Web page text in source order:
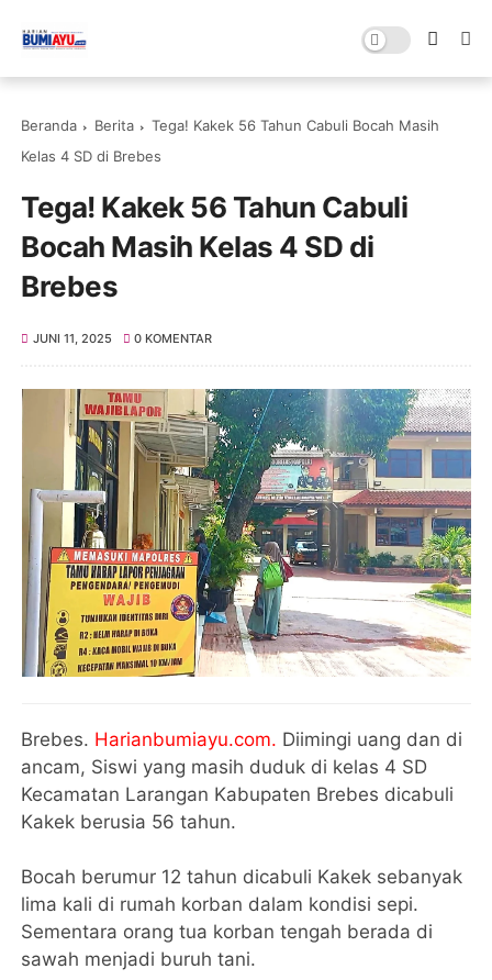
Beranda Berita
Tega! Kakek 56 Tahun Cabuli Bocah Masih
Kelas 4 SD di Brebes
Tega! Kakek 56 Tahun Cabuli
Bocah Masih Kelas 4 SD di
Brebes
JUNI 11, 2025 0 KOMENTAR
Brebes. Harianbumiayu.com. Diimingi uang dan di
ancam, Siswi yang masih duduk di kelas 4 SD
Kecamatan Larangan Kabupaten Brebes dicabuli
Kakek berusia 56 tahun.
Bocah berumur 12 tahun dicabuli Kakek sebanyak
lima kali di rumah korban dalam kondisi sepi.
Sementara orang tua korban tengah berada di
sawah menjadi buruh tani.